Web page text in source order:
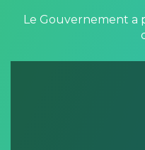
Le Gouvernement a